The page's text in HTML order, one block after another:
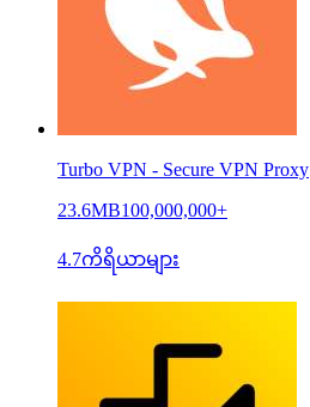
Turbo VPN - Secure VPN Proxy
23.6MB100,000,000+
4.7ကိရိယာများ